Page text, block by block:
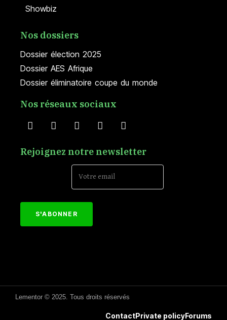
Showbiz
Dossier élection 2025
Dossier AES Afrique
Dossier éliminatoire coupe du monde
Nos dossiers
Nos réseaux sociaux
Rejoignez notre newsletter
Lementor © 2025. Tous droits réservés
ContactPrivate policyForums